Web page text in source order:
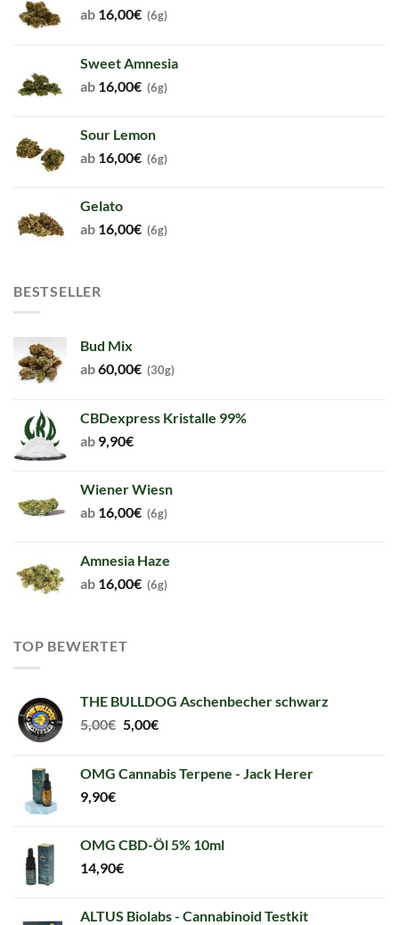
ab 16,00€ (6g)
Sweet Amnesia
ab 16,00€ (6g)
Sour Lemon
ab 16,00€ (6g)
Gelato
ab 16,00€ (6g)
BESTSELLER
Bud Mix
ab60,00€ (30g)
CBDexpress Kristalle 99%
ab 9,90€
Wiener Wiesn
ab 16,00€ (6g)
Amnesia Haze
ab 16,00€ (6g)
TOP BEWERTET
THE BULLDOG Aschenbecher schwarz
5,00€ Original
5,00€.
5,00€Current
5,00€.
OMG Cannabis Terpene - Jack Herer
9,90€
OMG CBD-Öl 5% 10ml
14,90€
ALTUS Biolabs - Cannabinoid Testkit